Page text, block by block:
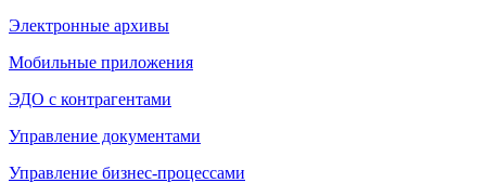
Электронные архивы
Мобильные приложения
ЭДО с контрагентами
Управление документами
Управление бизнес-процессами